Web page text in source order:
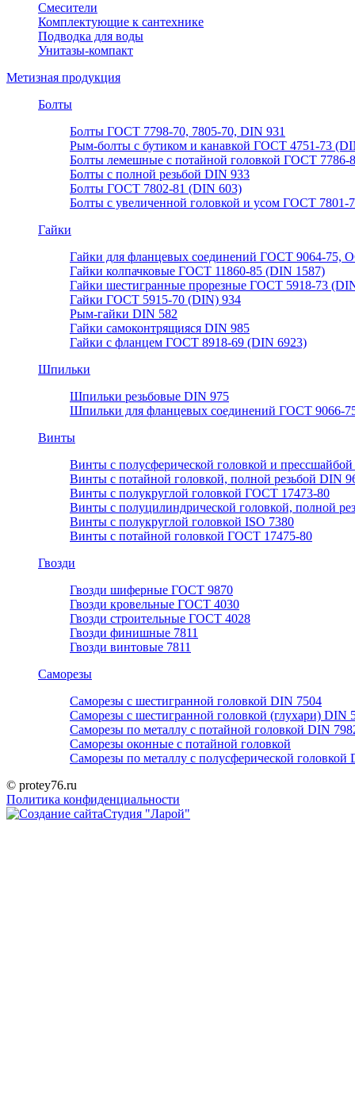
Смесители
Комплектующие к сантехнике
Подводка для воды
Унитазы-компакт
Метизная продукция
Болты
Болты ГОСТ 7798-70, 7805-70, DIN 931
Рым-болты с бутиком и канавкой ГОСТ 4751-73
Болты лемешные с потайной головкой ГОСТ 7786-
Болты с полной резьбой DIN 933
Болты ГОСТ 7802-81 (DIN 603)
Болты с увеличенной головкой и усом ГОСТ 7801-
Гайки
Гайки для фланцевых соединений ГОСТ 9064-75,
Гайки колпачковые ГОСТ 11860-85 (DIN 1587)
Гайки шестигранные прорезные ГОСТ 5918-73
Гайки ГОСТ 5915-70 (DIN) 934
Рым-гайки DIN 582
Гайки самоконтрящияся DIN 985
Гайки с фланцем ГОСТ 8918-69 (DIN 6923)
Шпильки
Шпильки резьбовые DIN 975
Шпильки для фланцевых соединений ГОСТ 9066-
Винты
Винты с полусферической головкой и
Винты с потайной головкой, полной резьбой DIN
Винты с полукруглой головкой ГОСТ 17473-80
Винты с полуцилиндрической головкой, полной
Винты с полукруглой головкой ISO 7380
Винты с потайной головкой ГОСТ 17475-80
Гвозди
Гвозди шиферные ГОСТ 9870
Гвозди кровельные ГОСТ 4030
Гвозди строительные ГОСТ 4028
Гвозди финишные 7811
Гвозди винтовые 7811
Саморезы
Саморезы с шестигранной головкой DIN 7504
Саморезы с шестигранной головкой (глухари) DIN
Саморезы по металлу с потайной головкой DIN
Саморезы оконные с потайной головкой
Саморезы по металлу с полусферической головкой
© protey76.ru
Политика конфиденциальности
Студия "Ларой"